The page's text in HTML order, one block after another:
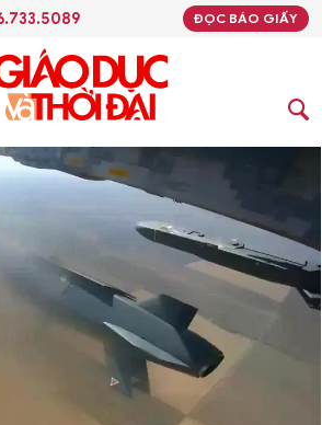
ĐỌC BÁO GIẤY